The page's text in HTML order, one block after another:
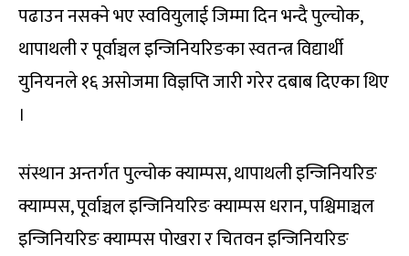
पढाउन नसक्ने भए स्ववियुलाई जिम्मा दिन भन्दै पुल्चोक,
थापाथली र पूर्वाञ्चल इन्जिनियरिङका स्वतन्त्र विद्यार्थी
युनियनले १६ असोजमा विज्ञप्ति जारी गरेर दबाब दिएका थिए
।
संस्थान अन्तर्गत पुल्चोक क्याम्पस, थापाथली इन्जिनियरिङ
क्याम्पस, पूर्वाञ्चल इन्जिनियरिङ क्याम्पस धरान, पश्चिमाञ्चल
इन्जिनियरिङ क्याम्पस पोखरा र चितवन इन्जिनियरिङ